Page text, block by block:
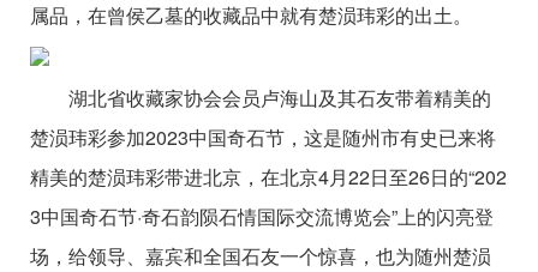
属品，在曾侯乙墓的收藏品中就有楚涢玮彩的出土。
湖北省收藏家协会会员卢海山及其石友带着精美的
楚涢玮彩参加2023中国奇石节，这是随州市有史已来将
精美的楚涢玮彩带进北京，在北京4月22日至26日的“202
3中国奇石节·奇石韵陨石情国际交流博览会”上的闪亮登
场，给领导、嘉宾和全国石友一个惊喜，也为随州楚涢